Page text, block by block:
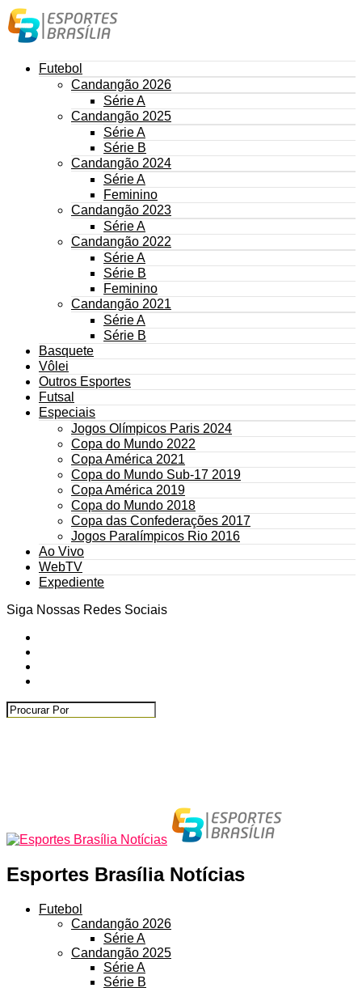
Futebol
Candangão 2026
Série A
Candangão 2025
Série A
Série B
Candangão 2024
Série A
Feminino
Candangão 2023
Série A
Candangão 2022
Série A
Série B
Feminino
Candangão 2021
Série A
Série B
Basquete
Vôlei
Outros Esportes
Futsal
Especiais
Jogos Olímpicos Paris 2024
Copa do Mundo 2022
Copa América 2021
Copa do Mundo Sub-17 2019
Copa América 2019
Copa do Mundo 2018
Copa das Confederações 2017
Jogos Paralímpicos Rio 2016
Ao Vivo
WebTV
Expediente
Siga Nossas Redes Sociais
Esportes Brasília Notícias
Futebol
Candangão 2026
Série A
Candangão 2025
Série A
Série B